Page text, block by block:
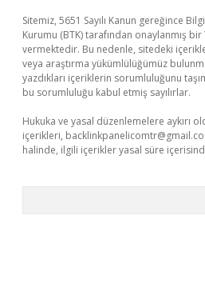
Sitemiz, 5651 Sayılı Kanun gereğince
Kurumu (BTK) tarafından onaylanmış bir
vermektedir. Bu nedenle, sitedeki
veya araştırma yükümlülüğümüz
yazdıkları içeriklerin sorumluluğunu
bu sorumluluğu kabul etmiş sayılırlar.
Hukuka ve yasal düzenlemelere aykırı
içerikleri,
halinde, ilgili içerikler yasal süre